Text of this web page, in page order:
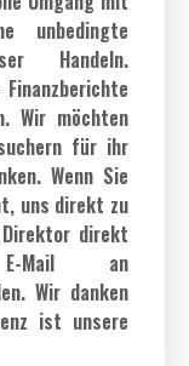
unbedingte
Handeln.
Wir möchten
für ihr
Wenn Sie
uns direkt zu
direkt
Mail an
Wir danken
ist unsere